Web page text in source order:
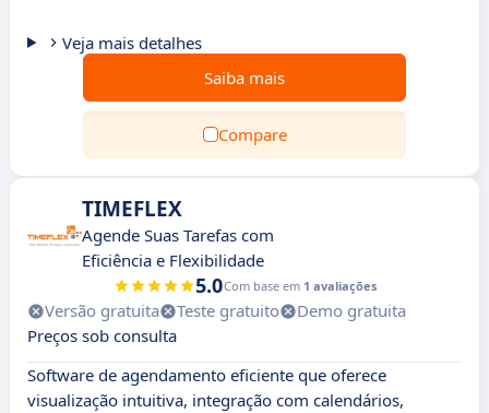
Veja mais detalhes
Saiba mais
Compare
TIMEFLEX
Agende Suas Tarefas com
Eficiência e Flexibilidade
5.0Com base em 1 avaliações
Versão gratuita Teste gratuito
Demo gratuita
Preços sob consulta
Software de agendamento eficiente que oferece
visualização intuitiva, integração com calendários,